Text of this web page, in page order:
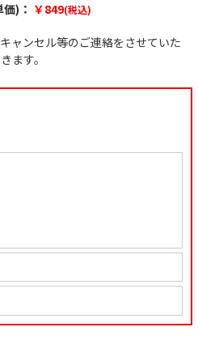
)： ￥849(税込)
ャンセル等のご連絡をさせていた
ます。